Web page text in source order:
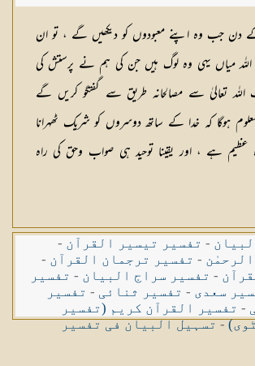
دن جب وہ اپنے معبودوں کو دیکھیں گے ، تو ان
میاں یہی وہ لوگ ہیں جن کی ہم نے پرستش کی
تعالیٰ سے مصالحانہ طریق سے گفتگو کریں گے
ہوگا کہ خدا کے ساتھ دوسروں کو شریک ٹھہرانا
ہے ، اور یقینا توحید ہی صواب وحق کی راہ
- تفسیر تیسیر القرآن -
- تفسیر ترجمان القرآن -
- تفسیر سراج البیان - تفسیر
سعدی - تفسیر ثنائی - تفسیر
- تفسیر القرآن کریم (تفسیر
-تسہیل البیان فی تفسیر